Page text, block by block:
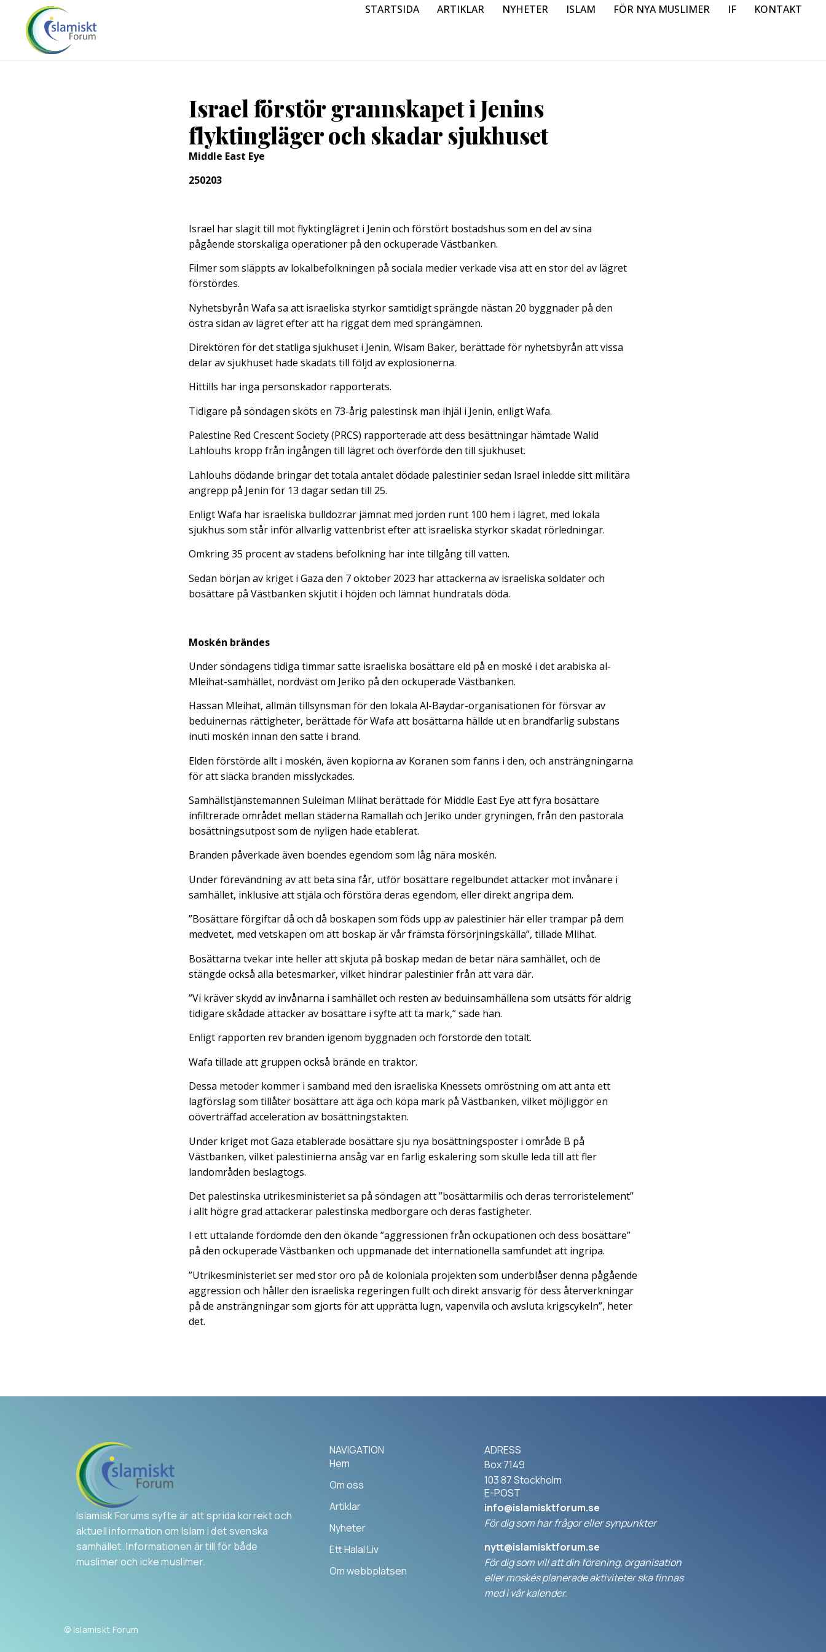
STARTSIDA ARTIKLAR NYHETER ISLAM FÖR NYA MUSLIMER IF KONTAKT
Israel förstör grannskapet i Jenins
flyktingläger och skadar sjukhuset
Middle East Eye
250203
Israel har slagit till mot flyktinglägret i Jenin och förstört bostadshus som en del av sina
pågående storskaliga operationer på den ockuperade Västbanken.
Filmer som släppts av lokalbefolkningen på sociala medier verkade visa att en stor del av lägret
förstördes.
Nyhetsbyrån Wafa sa att israeliska styrkor samtidigt sprängde nästan 20 byggnader på den
östra sidan av lägret efter att ha riggat dem med sprängämnen.
Direktören för det statliga sjukhuset i Jenin, Wisam Baker, berättade för nyhetsbyrån att vissa
delar av sjukhuset hade skadats till följd av explosionerna.
Hittills har inga personskador rapporterats.
Tidigare på söndagen sköts en 73-årig palestinsk man ihjäl i Jenin, enligt Wafa.
Palestine Red Crescent Society (PRCS) rapporterade att dess besättningar hämtade Walid
Lahlouhs kropp från ingången till lägret och överförde den till sjukhuset.
Lahlouhs dödande bringar det totala antalet dödade palestinier sedan Israel inledde sitt militära
angrepp på Jenin för 13 dagar sedan till 25.
Enligt Wafa har israeliska bulldozrar jämnat med jorden runt 100 hem i lägret, med lokala
sjukhus som står inför allvarlig vattenbrist efter att israeliska styrkor skadat rörledningar.
Omkring 35 procent av stadens befolkning har inte tillgång till vatten.
Sedan början av kriget i Gaza den 7 oktober 2023 har attackerna av israeliska soldater och
bosättare på Västbanken skjutit i höjden och lämnat hundratals döda.
Moskén brändes
Under söndagens tidiga timmar satte israeliska bosättare eld på en moské i det arabiska al-
Mleihat-samhället, nordväst om Jeriko på den ockuperade Västbanken.
Hassan Mleihat, allmän tillsynsman för den lokala Al-Baydar-organisationen för försvar av
beduinernas rättigheter, berättade för Wafa att bosättarna hällde ut en brandfarlig substans
inuti moskén innan den satte i brand.
Elden förstörde allt i moskén, även kopiorna av Koranen som fanns i den, och ansträngningarna
för att släcka branden misslyckades.
Samhällstjänstemannen Suleiman Mlihat berättade för Middle East Eye att fyra bosättare
infiltrerade området mellan städerna Ramallah och Jeriko under gryningen, från den pastorala
bosättningsutpost som de nyligen hade etablerat.
Branden påverkade även boendes egendom som låg nära moskén.
Under förevändning av att beta sina får, utför bosättare regelbundet attacker mot invånare i
samhället, inklusive att stjäla och förstöra deras egendom, eller direkt angripa dem.
”Bosättare förgiftar då och då boskapen som föds upp av palestinier här eller trampar på dem
medvetet, med vetskapen om att boskap är vår främsta försörjningskälla”, tillade Mlihat.
Bosättarna tvekar inte heller att skjuta på boskap medan de betar nära samhället, och de
stängde också alla betesmarker, vilket hindrar palestinier från att vara där.
”Vi kräver skydd av invånarna i samhället och resten av beduinsamhällena som utsätts för aldrig
tidigare skådade attacker av bosättare i syfte att ta mark,” sade han.
Enligt rapporten rev branden igenom byggnaden och förstörde den totalt.
Wafa tillade att gruppen också brände en traktor.
Dessa metoder kommer i samband med den israeliska Knessets omröstning om att anta ett
lagförslag som tillåter bosättare att äga och köpa mark på Västbanken, vilket möjliggör en
oöverträffad acceleration av bosättningstakten.
Under kriget mot Gaza etablerade bosättare sju nya bosättningsposter i område B på
Västbanken, vilket palestinierna ansåg var en farlig eskalering som skulle leda till att fler
landområden beslagtogs.
Det palestinska utrikesministeriet sa på söndagen att ”bosättarmilis och deras terroristelement”
i allt högre grad attackerar palestinska medborgare och deras fastigheter.
I ett uttalande fördömde den den ökande ”aggressionen från ockupationen och dess bosättare”
på den ockuperade Västbanken och uppmanade det internationella samfundet att ingripa.
”Utrikesministeriet ser med stor oro på de koloniala projekten som underblåser denna pågående
aggression och håller den israeliska regeringen fullt och direkt ansvarig för dess återverkningar
på de ansträngningar som gjorts för att upprätta lugn, vapenvila och avsluta krigscykeln”, heter
det.
Islamisk Forums syfte är att sprida korrekt och
aktuell information om Islam i det svenska
samhället. Informationen är till för både
muslimer och icke muslimer.
NAVIGATION
Hem
Om oss
Artiklar
Nyheter
Ett Halal Liv
Om webbplatsen
ADRESS
Box 7149
103 87 Stockholm
E-POST
info@islamisktforum.se
För dig som har frågor eller synpunkter
nytt@islamisktforum.se
För dig som vill att din förening, organisation
eller moskés planerade aktiviteter ska finnas
med i vår kalender.
© Islamiskt Forum